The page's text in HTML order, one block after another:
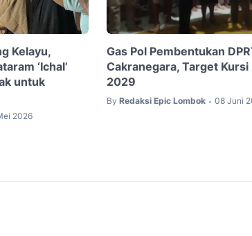
Kelayu,
‘Ichal’
untuk
2026
Gas Pol Pembentukan
Cakranegara, Target Kursi
2029
By Redaksi Epic Lombok • 08 Juni